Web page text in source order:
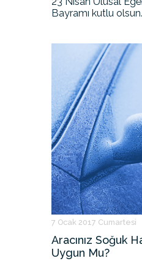
Bayramı kutlu olsun.
7 Ocak 2017 Cumartesi
Aracınız Soğuk
Uygun Mu?